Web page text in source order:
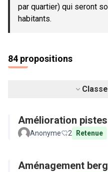
par quartier) qui seront
habitants.
84 propositions
Amélioration
Anonyme 2 Retenue
Aménagement